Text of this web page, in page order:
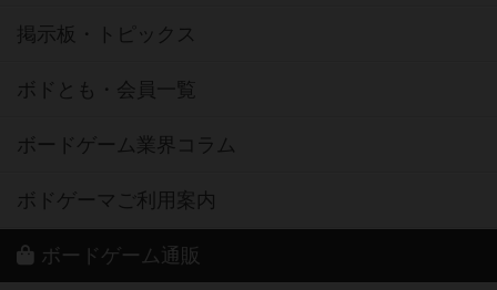
掲示板・トピックス
ボドとも・会員一覧
ボードゲーム業界コラム
ボドゲーマご利用案内
ボードゲーム通販